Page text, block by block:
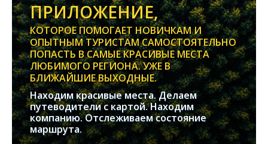
ПРИЛОЖЕНИЕ,
КОТОРОЕ ПОМОГАЕТ НОВИЧКАМ И
ОПЫТНЫМ ТУРИСТАМ САМОСТОЯТЕЛЬНО
ПОПАСТЬ В САМЫЕ КРАСИВЫЕ МЕСТА
ЛЮБИМОГО РЕГИОНА. УЖЕ В
БЛИЖАЙШИЕ ВЫХОДНЫЕ.
Находим красивые места. Делаем
путеводители с картой. Находим
компанию. Отслеживаем состояние
маршрута.